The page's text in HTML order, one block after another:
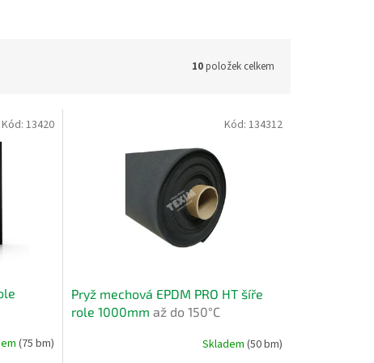
10položek celkem
(75 bm)
Kód: 13420
Pryž mechová EPDM PRO HT šíře
role 1000mm až do 150°C
Skladem (50 bm)
Kód: 134312